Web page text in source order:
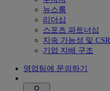
뉴스룸
리더십
스포츠 파트너십
지속 가능성 및 CSR
기업 지배 구조
영업팀에 문의하기